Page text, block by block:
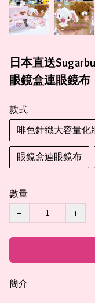
日本直送
眼鏡盒連眼鏡布
款式
啡色針織大容量化
眼鏡盒連眼鏡布
數量
−
+
簡介